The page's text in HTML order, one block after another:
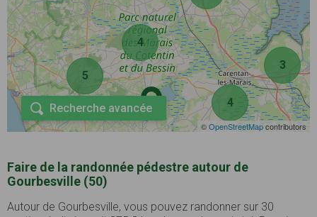
5
3
4
4
©OpenStreetMapcontributors
Recherche avancée
Faire de la randonnée pédestre autour de
Gourbesville (50)
Autour de Gourbesville, vous pouvez randonner sur 30